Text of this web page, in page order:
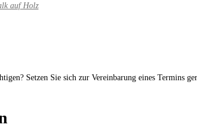
auf Holz
Setzen Sie sich zur Vereinbarung eines Termins